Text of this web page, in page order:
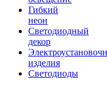
Гибкий
неон
Светодиодный
декор
изделия
Светодиоды